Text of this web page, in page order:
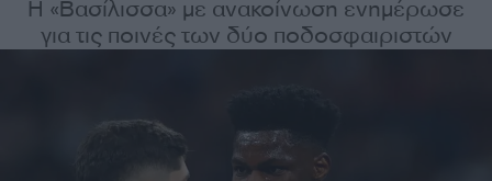
Η «Βασίλισσα» με ανακοίνωση ενημέρωσε
για τις ποινές των δύο ποδοσφαιριστών